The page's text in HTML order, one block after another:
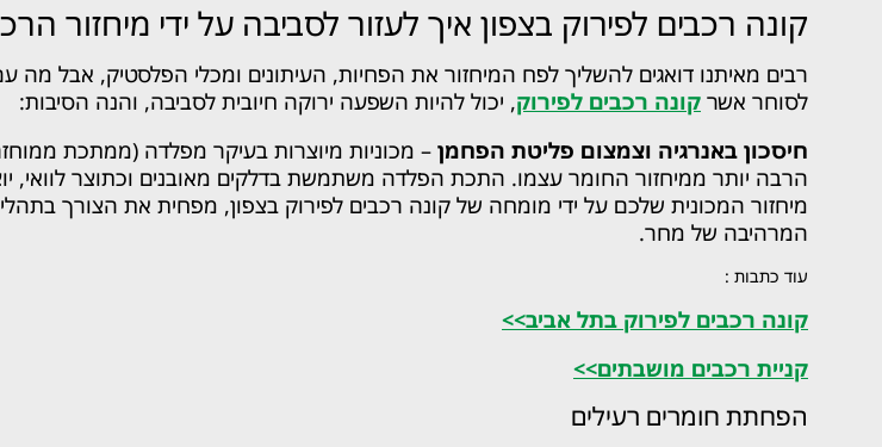
קונה רכבים לפירוק בצפון איך לעזור לסביבה על ידי מיחזור
רבים מאיתנו דואגים להשליך לפח המיחזור את הפחיות, העיתונים ומכלי הפלסטיק, אבל מה
לסוחר אשר קונה רכבים לפירוק, יכול להיות השפעה ירוקה חיובית לסביבה, והנה הסיבות:
חיסכון באנרגיה וצמצום פליטת הפחמן – מכוניות מיוצרות בעיקר מפלדה (ממתכת
הרבה יותר ממיחזור החומר עצמו. התכת הפלדה משתמשת בדלקים מאובנים וכתוצר לוואי,
מיחזור המכונית שלכם על ידי מומחה של קונה רכבים לפירוק בצפון, מפחית את הצורך
המרהיבה של מחר.
עוד כתבות :
קונה רכבים לפירוק בתל אביב>>
קניית רכבים מושבתים>>
הפחתת חומרים רעילים